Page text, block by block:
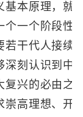
基本原理，就
个一个阶段性
若干代人接续
深刻认识到中
复兴的必由之
崇高理想、开